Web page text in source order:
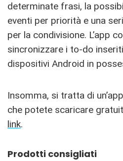
determinate frasi, la
eventi per priorità e una
per la condivisione. L’app
sincronizzare i to-do
dispositivi Android in
Insomma, si tratta di
che potete scaricare
link.
Prodotti consigliati